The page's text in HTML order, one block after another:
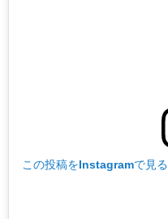
この投稿をInstagramで見る